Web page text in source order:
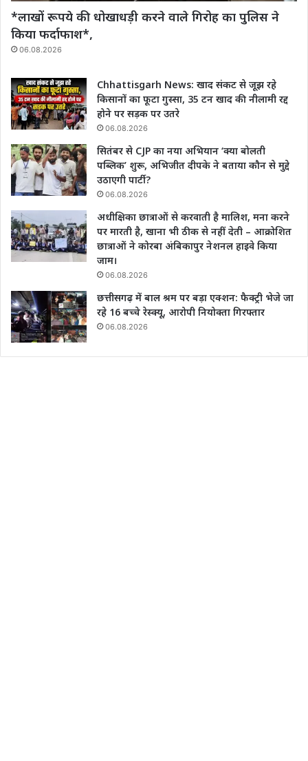
*लाखों रूपये की धोखाधड़ी करने वाले गिरोह का पुलिस ने
किया फर्दाफाश*,
06.08.2026
Chhattisgarh News: खाद संकट से जूझ रहे
किसानों का फूटा गुस्सा, 35 टन खाद की नीलामी रद्द
होने पर सड़क पर उतरे
06.08.2026
सितंबर से CJP का नया अभियान ‘क्या बोलती
पब्लिक’ शुरू, अभिजीत दीपके ने बताया कौन से मुद्दे
उठाएगी पार्टी?
06.08.2026
अधीक्षिका छात्राओं से करवाती है मालिश, मना करने
पर मारती है, खाना भी ठीक से नहीं देती – आक्रोशित
छात्राओं ने कोरबा अंबिकापुर नेशनल हाइवे किया
जाम।
06.08.2026
छत्तीसगढ़ में बाल श्रम पर बड़ा एक्शन: फैक्ट्री भेजे जा
रहे 16 बच्चे रेस्क्यू, आरोपी नियोक्ता गिरफ्तार
06.08.2026